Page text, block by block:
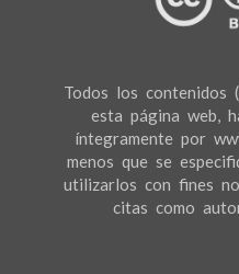
Todos los
esta página web,
íntegramente por
menos que se
utilizarlos con fines
citas como